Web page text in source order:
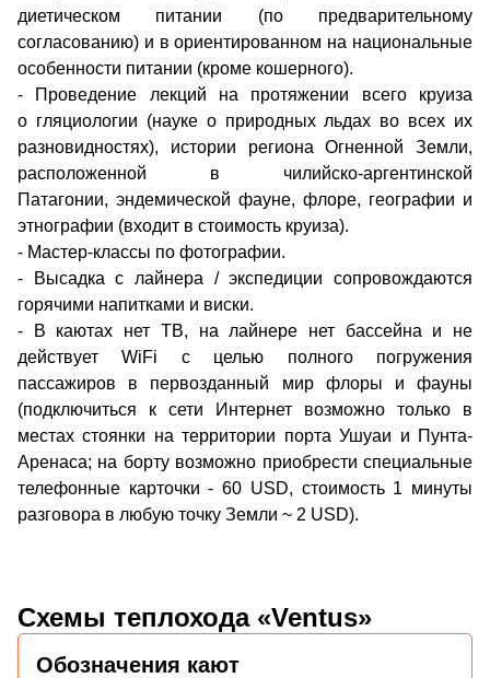
диетическом питании (по предварительному
согласованию) и в ориентированном на национальные
особенности питании (кроме кошерного).
- Проведение лекций на протяжении всего круиза
о гляциологии (науке о природных льдах во всех их
разновидностях), истории региона Огненной Земли,
расположенной в чилийско-аргентинской
Патагонии, эндемической фауне, флоре, географии и
этнографии (входит в стоимость круиза).
- Мастер-классы по фотографии.
- Высадка с лайнера / экспедиции сопровождаются
горячими напитками и виски.
- В каютах нет ТВ, на лайнере нет бассейна и не
действует WiFi с целью полного погружения
пассажиров в первозданный мир флоры и фауны
(подключиться к сети Интернет возможно только в
местах стоянки на территории порта Ушуаи и Пунта-
Аренаса; на борту возможно приобрести специальные
телефонные карточки - 60 USD, стоимость 1 минуты
разговора в любую точку Земли ~ 2 USD).
Схемы теплохода «Ventus»
Обозначения кают